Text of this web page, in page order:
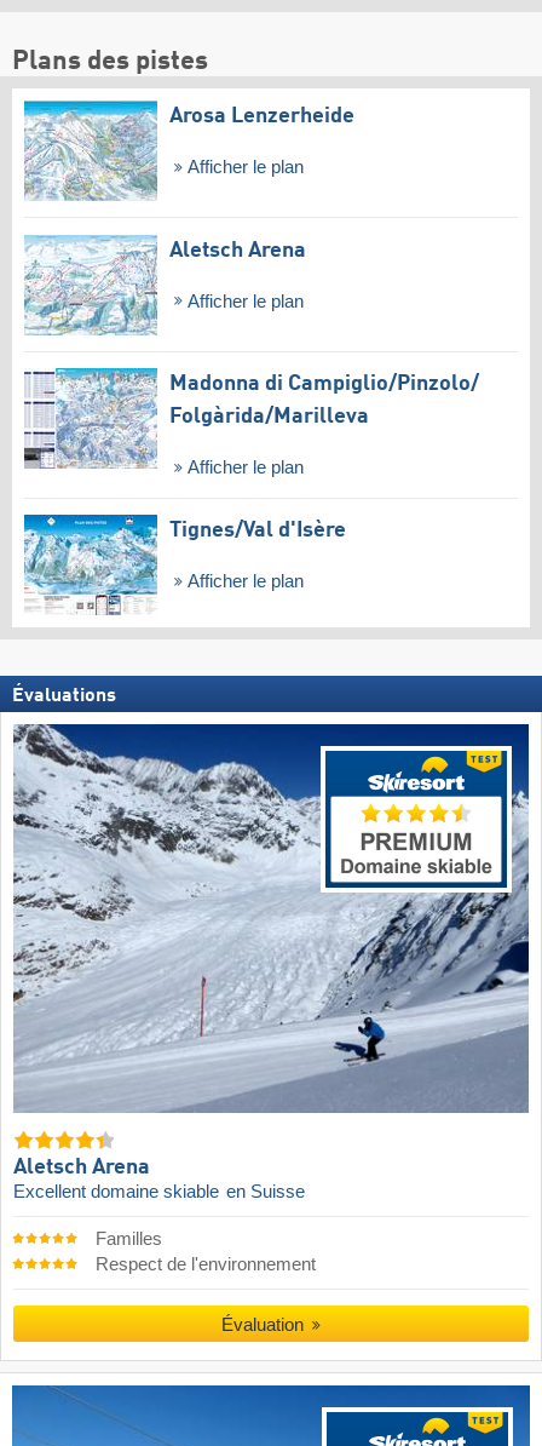
Plans des pistes
Arosa Lenzerheide
Afficher le plan
Aletsch Arena
Afficher le plan
Madonna di Campiglio/​Pinzolo/​
Folgàrida/​Marilleva
Afficher le plan
Tignes/​Val d'Isère
Afficher le plan
Évaluations
Aletsch Arena
Excellent domaine skiable en Suisse
Familles
Respect de l'environnement
Évaluation